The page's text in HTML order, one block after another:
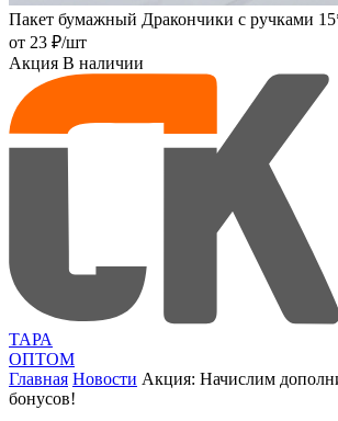
Пакет бумажный Дракончики с ручками
от 23 ₽/шт
Акция В наличии
ТАРА
ОПТОМ
Главная Новости Акция: Начислим
бонусов!